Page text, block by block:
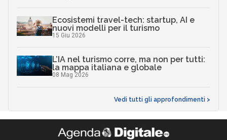
Ecosistemi travel-tech: startup, AI e
nuovi modelli per il turismo
15 Giu 2026
L’IA nel turismo corre, ma non per tutti:
la mappa italiana e globale
08 Mag 2026
Vedi tutti gli approfondimenti >